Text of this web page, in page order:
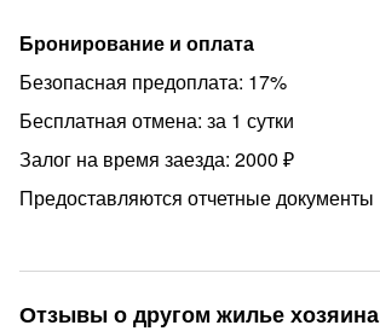
Бронирование и оплата
Безопасная предоплата: 17%
Бесплатная отмена: за 1 сутки
Залог на время заезда: 2000 ₽
Предоставляются отчетные документы
Отзывы о другом жилье хозяина